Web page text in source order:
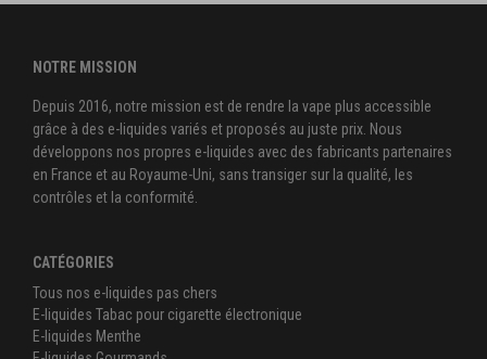
NOTRE MISSION
Depuis 2016, notre mission est de rendre la vape plus accessible
grâce à des e-liquides variés et proposés au juste prix. Nous
développons nos propres e-liquides avec des fabricants partenaires
en France et au Royaume-Uni, sans transiger sur la qualité, les
contrôles et la conformité.
CATÉGORIES
Tous nos e-liquides pas chers
E-liquides Tabac pour cigarette électronique
E-liquides Menthe